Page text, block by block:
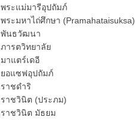
พระแม่มารีอุปถัมภ์
พระมหาไถ่ศึกษา (Pramahataisuksa)
พันธวัฒนา
ภารตวิทยาลัย
มาแตร์เดอี
ยอแซฟอุปถัมภ์
ราชดำริ
ราชวินิต (ประภม)
ราชวินิต มัธยม